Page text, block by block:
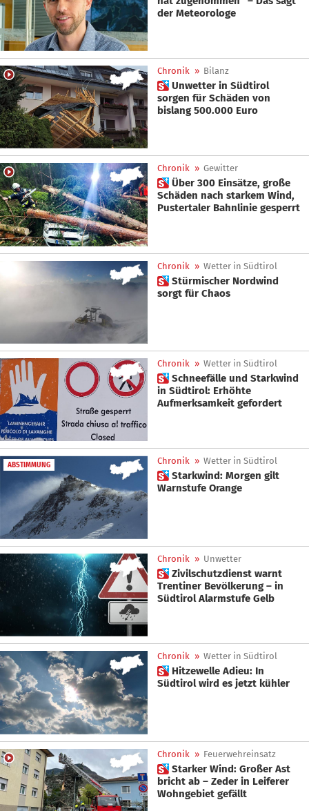
der Meteorologe
Chronik » Bilanz
 Unwetter in Südtirol
sorgen für Schäden von
bislang 500.000 Euro
Chronik » Gewitter
 Über 300 Einsätze, große
Schäden nach starkem Wind,
Pustertaler Bahnlinie gesperrt
Chronik » Wetter in Südtirol
 Stürmischer Nordwind
sorgt für Chaos
Chronik » Wetter in Südtirol
 Schneefälle und Starkwind
in Südtirol: Erhöhte
Aufmerksamkeit gefordert
ABSTIMMUNG Chronik » Wetter in Südtirol
 Starkwind: Morgen gilt
Warnstufe Orange
Chronik » Unwetter
 Zivilschutzdienst warnt
Trentiner Bevölkerung – in
Südtirol Alarmstufe Gelb
Chronik » Wetter in Südtirol
 Hitzewelle Adieu: In
Südtirol wird es jetzt kühler
Chronik » Feuerwehreinsatz
 Starker Wind: Großer Ast
bricht ab – Zeder in Leiferer
Wohngebiet gefällt